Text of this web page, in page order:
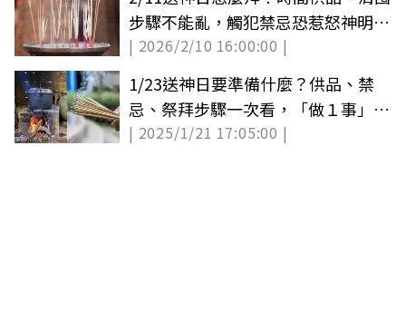
步驟不能亂，觸犯禁忌恐惹怒神明衰
整年
| 2026/2/10 16:00:00 |
1/23送神日要準備什麼？供品、禁
忌、祭拜步驟一次看，「做１事」恐
衰整年
| 2025/1/21 17:05:00 |